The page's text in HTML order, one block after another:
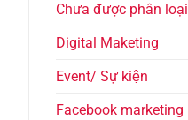
Chưa được phân loại
Digital Maketing
Event/ Sự kiện
Facebook marketing